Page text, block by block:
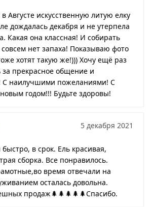
Августе искусственную литую елку
дождалась декабря и не утерпела
Какая она классная! И собирать
нет запаха! Показываю фото
хотят такую же!))) Хочу ещё раз
за прекрасное общение и
С наилучшими пожеланиями! С
годом!!! Будьте здоровы!
5 декабря 2021
быстро, в срок. Ель красивая,
сборка. Все понравилось.
время отвечали на
осталась довольна.
продаж🌲🌲🌲🌲🌲Спасибо.